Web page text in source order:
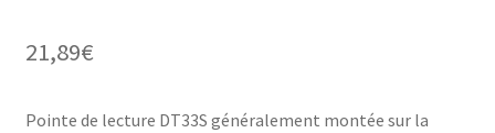
21,89€
Pointe de lecture DT33S généralement montée sur la